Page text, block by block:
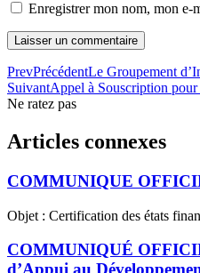
Enregistrer mon nom, mon e-
PrevPrécédentLe Groupement
SuivantAppel à Souscription
Ne ratez pas
Articles connexes
COMMUNIQUE
Objet : Certification des états
COMMUNIQUÉ